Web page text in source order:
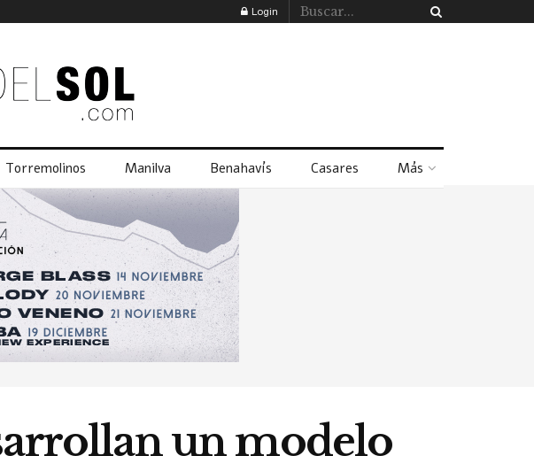
Login
Torremolinos Manilva Benahavís Casares Más
un modelo